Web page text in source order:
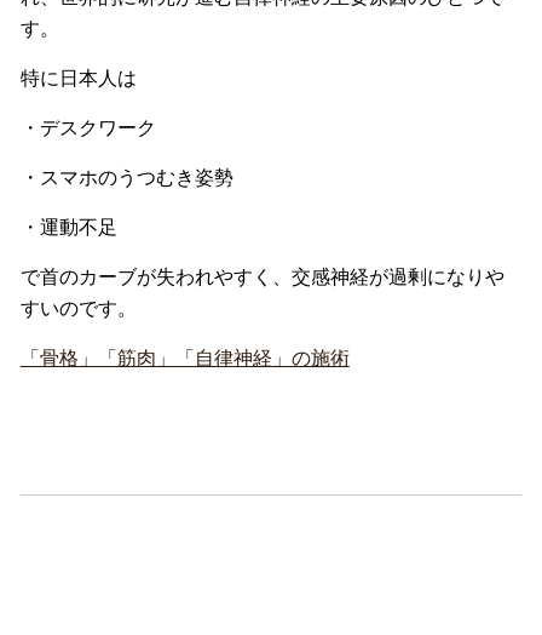
す。
特に日本人は
・デスクワーク
・スマホのうつむき姿勢
・運動不足
で首のカーブが失われやすく、 交感神経が過剰になりや
すいのです。
「骨格」「筋肉」「自律神経」の施術